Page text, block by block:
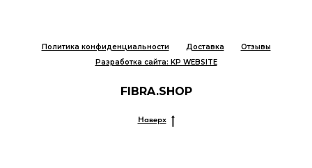
Политика конфиденциальности Доставка
Отзывы
Разработка сайта: KP WEBSITE
FIBRA.SHOP
Наверх